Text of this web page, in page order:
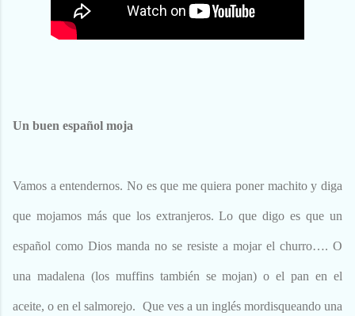
Un buen español moja
Vamos a entendernos. No es que me quiera poner machito y diga
que mojamos más que los extranjeros. Lo que digo es que un
español como Dios manda no se resiste a mojar el churro…. O
una madalena (los muffins también se mojan) o el pan en el
aceite, o en el salmorejo. Que ves a un inglés mordisqueando una